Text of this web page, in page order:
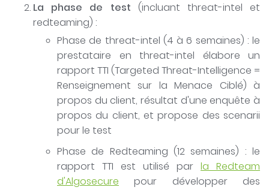
La phase de test (incluant threat-intel et
redteaming) :
Phase de threat-intel (4 à 6 semaines) : le
prestataire en threat-intel élabore un
rapport TTI (Targeted Threat-Intelligence =
Renseignement sur la Menace Ciblé) à
propos du client, résultat d'une enquête à
propos du client, et propose des scenarii
pour le test
Phase de Redteaming (12 semaines) : le
rapport TTI est utilisé par la Redteam
d'Algosecure pour développer des